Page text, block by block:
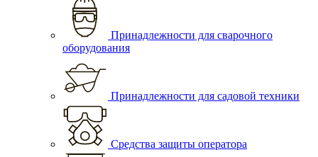
Принадлежности для сварочного
оборудования
Принадлежности для садовой техники
Средства защиты оператора